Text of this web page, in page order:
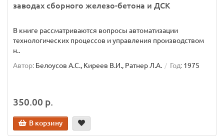
заводах сборного железо-бетона и ДСК
В книге рассматриваются вопросы автоматизации
технологических процессов и управления производством
н..
Автор: Белоусов А.С., Киреев В.И., Ратнер Л.А. Год: 1975
350.00 р.
В корзину